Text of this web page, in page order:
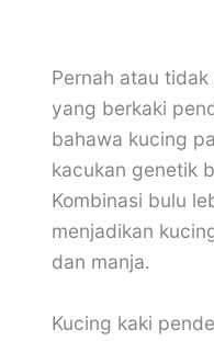
Pernah atau
yang berkaki
bahawa kucing
kacukan genetik
Kombinasi bulu
menjadikan
dan manja.
Kucing kaki